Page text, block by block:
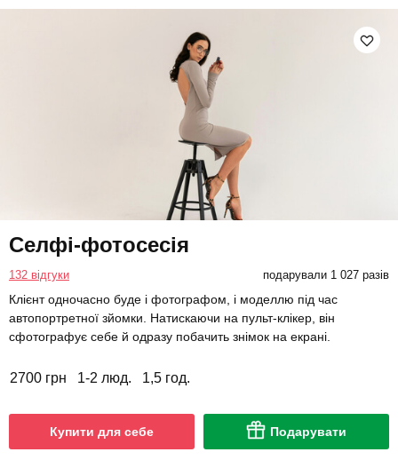
Селфі-фотосесія
132 відгуки подарували 1 027 разів
Клієнт одночасно буде і фотографом, і моделлю під час
автопортретної зйомки. Натискаючи на пульт-клікер, він
сфотографує себе й одразу побачить знімок на екрані.
2700 грн 1-2 люд. 1,5 год.
Купити для себе Подарувати